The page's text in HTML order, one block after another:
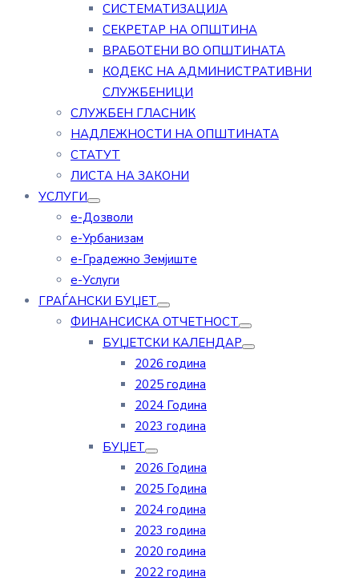
СИСТЕМАТИЗАЦИЈА
СЕКРЕТАР НА ОПШТИНА
ВРАБОТЕНИ ВО ОПШТИНАТА
КОДЕКС НА АДМИНИСТРАТИВНИ
СЛУЖБЕНИЦИ
СЛУЖБЕН ГЛАСНИК
НАДЛЕЖНОСТИ НА ОПШТИНАТА
СТАТУТ
ЛИСТА НА ЗАКОНИ
УСЛУГИ
е-Дозволи
е-Урбанизам
е-Градежно Земјиште
е-Услуги
ГРАЃАНСКИ БУЏЕТ
ФИНАНСИСКА ОТЧЕТНОСТ
БУЏЕТСКИ КАЛЕНДАР
2026 година
2025 година
2024 Година
2023 година
БУЏЕТ
2026 Година
2025 Година
2024 година
2023 година
2020 година
2022 година